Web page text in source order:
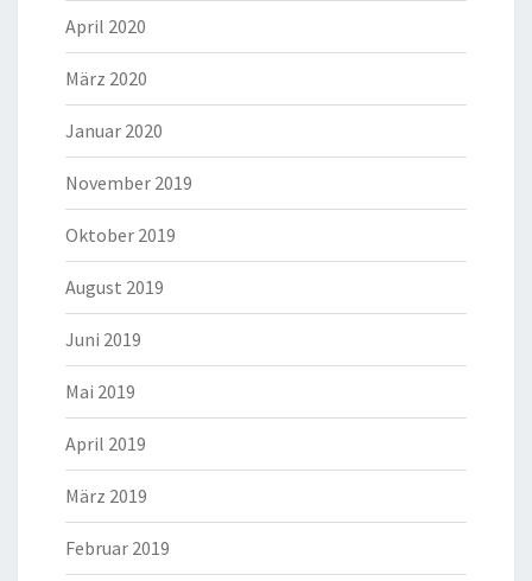
April 2020
März 2020
Januar 2020
November 2019
Oktober 2019
August 2019
Juni 2019
Mai 2019
April 2019
März 2019
Februar 2019